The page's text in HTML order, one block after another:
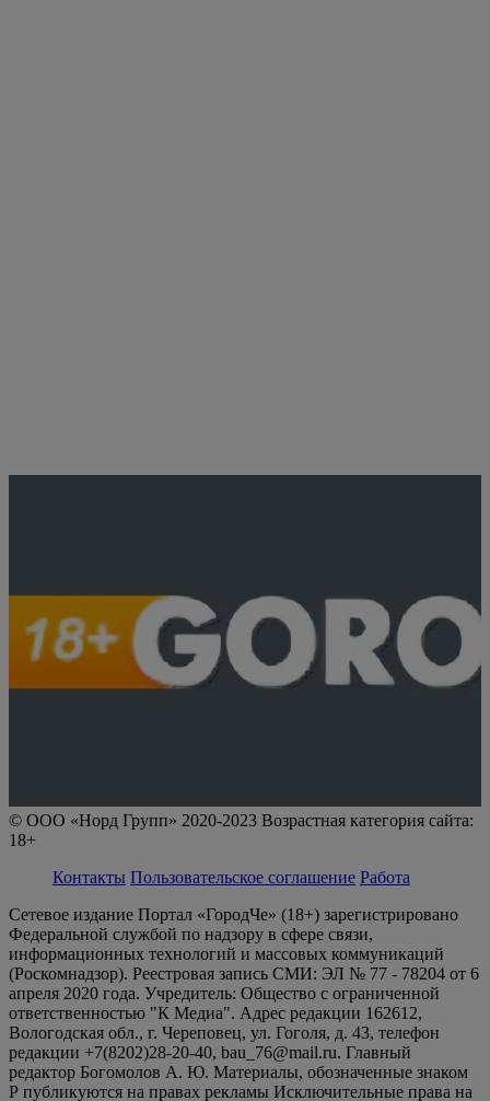
© ООО «Норд Групп» 2020-2023 Возрастная категория сайта:
18+
Контакты Пользовательское соглашение Работа
Сетевое издание Портал «ГородЧе» (18+) зарегистрировано
Федеральной службой по надзору в сфере связи,
информационных технологий и массовых коммуникаций
(Роскомнадзор). Реестровая запись СМИ: ЭЛ № 77 - 78204 от 6
апреля 2020 года. Учредитель: Общество с ограниченной
ответственностью "К Медиа". Адрес редакции 162612,
Вологодская обл., г. Череповец, ул. Гоголя, д. 43, телефон
редакции +7(8202)28-20-40, bau_76@mail.ru. Главный
редактор Богомолов А. Ю. Материалы, обозначенные знаком
Р публикуются на правах рекламы Исключительные права на